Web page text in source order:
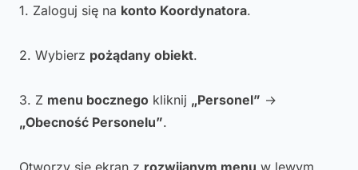
1. Zaloguj się na konto Koordynatora.
2. Wybierz pożądany obiekt.
3. Z menu bocznego kliknij „Personel” →
„Obecność Personelu”.
Otworzy się ekran z rozwijanym menu w lewym